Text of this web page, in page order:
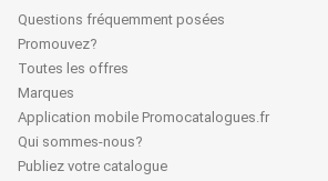
Questions fréquemment posées
Promouvez?
Toutes les offres
Marques
Application mobile Promocatalogues.fr
Qui sommes-nous?
Publiez votre catalogue